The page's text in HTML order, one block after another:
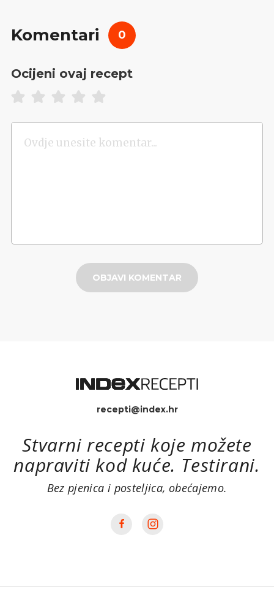
Komentari 0
Ocijeni ovaj recept
OBJAVI KOMENTAR
recepti@index.hr
Stvarni recepti koje možete
napraviti kod kuće. Testirani.
Bez pjenica i posteljica, obećajemo.